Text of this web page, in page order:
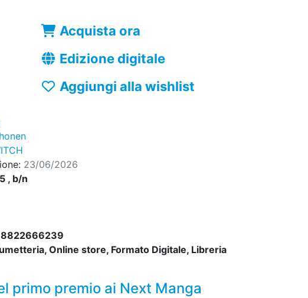
Acquista ora
Edizione digitale
Aggiungi alla wishlist
23/06/2026
, b/n
Online store, Formato Digitale, Libreria
primo premio ai Next Manga